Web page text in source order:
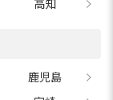
高知
鹿児島